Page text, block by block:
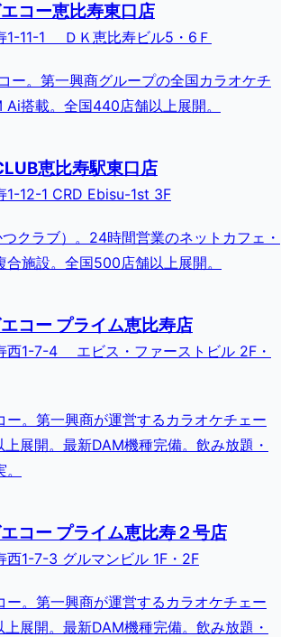
コー恵比寿東口店
1-11-1 ＤＫ恵比寿ビル5・6Ｆ
ー。第一興商グループの全国カラオケチ
搭載。全国440店舗以上展開。
恵比寿駅東口店
1-12-1 CRD Ebisu-1st 3F
クラブ）。24時間営業のネットカフェ・
合施設。全国500店舗以上展開。
コー プライム恵比寿店
西1-7-4 エビス・ファーストビル 2F・
ー。第一興商が運営するカラオケチェー
展開。最新DAM機種完備。飲み放題・
コー プライム恵比寿２号店
西1-7-3 グルマンビル 1F・2F
ー。第一興商が運営するカラオケチェー
展開。最新DAM機種完備。飲み放題・